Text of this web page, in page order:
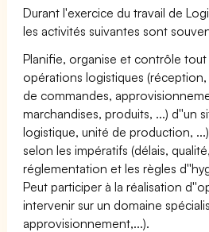
Durant l'exercice du travail de
les activités suivantes sont
Planifie, organise et contrôle
opérations logistiques
de commandes,
marchandises, produits, ...) d''un
logistique, unité de production,
selon les impératifs (délais,
réglementation et les règles
Peut participer à la réalisation
intervenir sur un domaine
approvisionnement,...).